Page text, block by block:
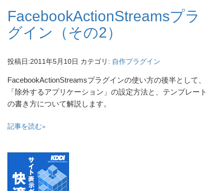
FacebookActionStreamsプラ
グイン（その2）
投稿日:2011年5月10日 カテゴリ: 自作プラグイン
FacebookActionStreamsプラグインの使い方の後半として、
「除外するアプリケーション」の設定方法と、テンプレート
の書き方について解説します。
記事を読む